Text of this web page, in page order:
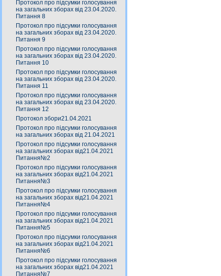
Протокол про підсумки голосування
на загальних зборах від 23.04.2020.
Питання 8
Протокол про підсумки голосування
на загальних зборах від 23.04.2020.
Питання 9
Протокол про підсумки голосування
на загальних зборах від 23.04.2020.
Питання 10
Протокол про підсумки голосування
на загальних зборах від 23.04.2020.
Питання 11
Протокол про підсумки голосування
на загальних зборах від 23.04.2020.
Питання 12
Протокол збори21.04.2021
Протокол про підсумки голосування
на загальних зборах від 21.04.2021
Протокол про підсумки голосування
на загальних зборах від21.04.2021
Питання№2
Протокол про підсумки голосування
на загальних зборах від21.04.2021
Питання№3
Протокол про підсумки голосування
на загальних зборах від21.04.2021
Питання№4
Протокол про підсумки голосування
на загальних зборах від21.04.2021
Питання№5
Протокол про підсумки голосування
на загальних зборах від21.04.2021
Питання№6
Протокол про підсумки голосування
на загальних зборах від21.04.2021
Питання№7